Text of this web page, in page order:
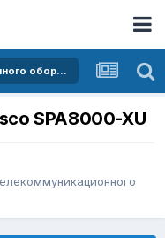
Покупка и продажа телекоммуникационного оборудования
SPA8000-XU